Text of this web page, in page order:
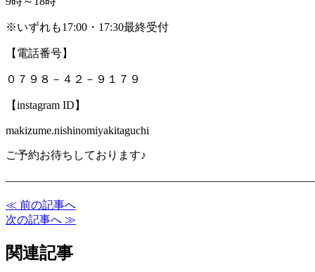
※いずれも17:00・17:30最終受付
【電話番号】
０７９８－４２－９１７９
【instagram ID】
makizume.nishinomiyakitaguchi
ご予約お待ちしております♪
≪ 前の記事へ
次の記事へ ≫
関連記事